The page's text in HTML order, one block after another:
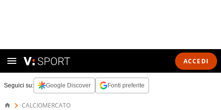
ACCEDI
Seguici su: Google Discover Fonti preferite
CALCIOMERCATO